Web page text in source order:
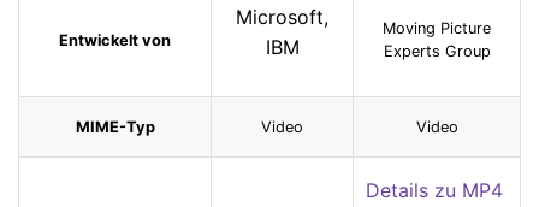
Entwickelt von
Microsoft,
IBM
Moving Picture
Experts Group
MIME-Typ Video Video
Details zu MP4